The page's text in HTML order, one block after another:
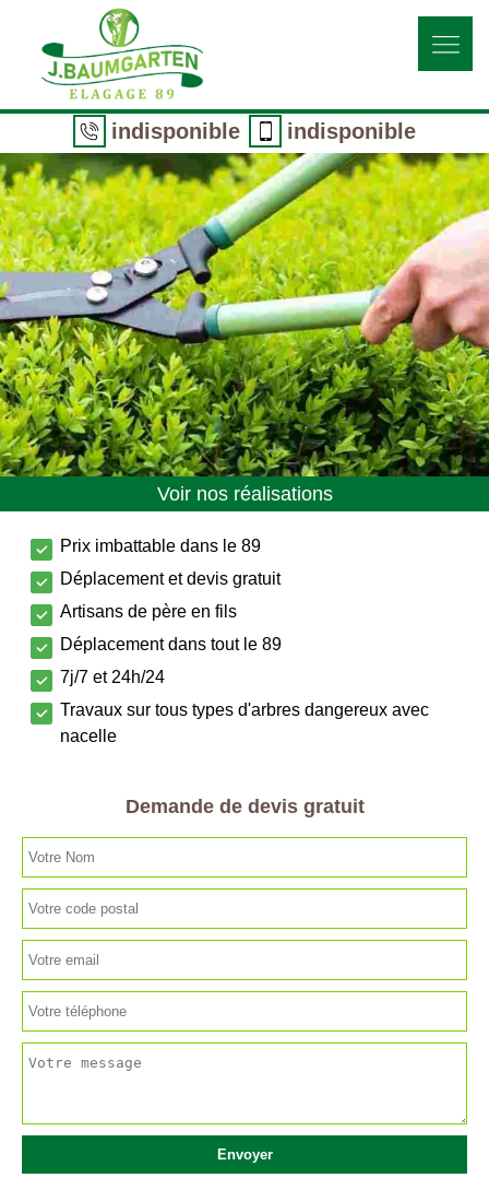
indisponible indisponible
Voir nos réalisations
Prix imbattable dans le 89
Déplacement et devis gratuit
Artisans de père en fils
Déplacement dans tout le 89
7j/7 et 24h/24
Travaux sur tous types d'arbres dangereux avec
nacelle
Demande de devis gratuit